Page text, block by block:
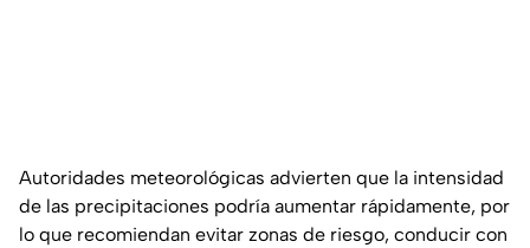
Autoridades meteorológicas advierten que la intensidad
de las precipitaciones podría aumentar rápidamente, por
lo que recomiendan evitar zonas de riesgo, conducir con